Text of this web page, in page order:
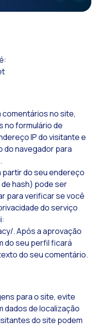
Como a
Recarting: A
Implemente o
A voz do cliente:
Atendimento ao
Evolução do
Inteligência
Gerando maior
Atendimento ao
comentários no site,
no formulário de
IP do visitante e
do navegador para
partir do seu endereço
hash) pode ser
para verificar se você
do serviço
. Após a aprovação
do seu perfil ficará
do seu comentário.
para o site, evite
dados de localização
do site podem